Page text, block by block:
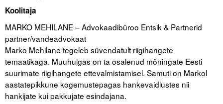
Liitu meililistiga
Oskusteave
Incoterms® 2020
Abimaterjalid
Projektid
Koolitaja
MARKO MEHILANE – Advokaadibüroo Entsik & Partnerid
partner/vandeadvokaat
Marko Mehilane tegeleb süvendatult riigihangete
temaatikaga. Muuhulgas on ta osalenud mõningate Eesti
suurimate riigihangete ettevalmistamisel. Samuti on Markol
aastatepikkune kogemustepagas hankevaidlustes nii
hankijate kui pakkujate esindajana.